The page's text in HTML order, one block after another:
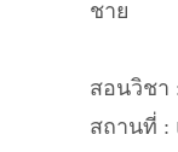
ชาย
สอนวิช
สถานที่ :